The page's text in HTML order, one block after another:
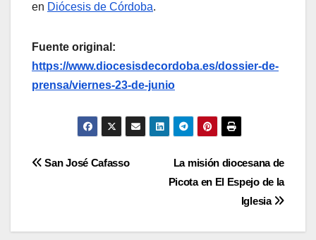
en Diócesis de Córdoba.
Fuente original:
https://www.diocesisdecordoba.es/dossier-de-
prensa/viernes-23-de-junio
Navegación
entradas
La misión diocesana de
Picota en El Espejo de la
Iglesia
San José Cafasso